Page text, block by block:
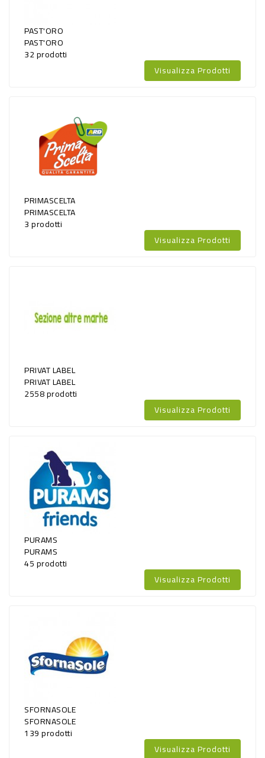
PAST'ORO
PAST'ORO
32 prodotti
Visualizza Prodotti
PRIMASCELTA
PRIMASCELTA
3 prodotti
Visualizza Prodotti
PRIVAT LABEL
PRIVAT LABEL
2558 prodotti
Visualizza Prodotti
PURAMS
PURAMS
45 prodotti
Visualizza Prodotti
SFORNASOLE
SFORNASOLE
139 prodotti
Visualizza Prodotti